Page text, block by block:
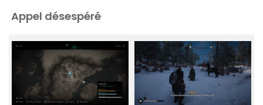
Appel désespéré